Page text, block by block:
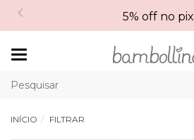
5% off no pix
INÍCIO FILTRAR